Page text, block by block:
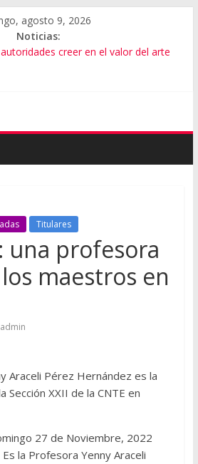
agosto 9, 2026
Noticias:
creer en el valor del arte
que viene de EU
con rehabilitación de carretera
Titulares
una profesora
maestros en
admin
Araceli Pérez Hernández es la
Sección XXII de la CNTE en
27 de Noviembre, 2022
la Profesora Yenny Araceli